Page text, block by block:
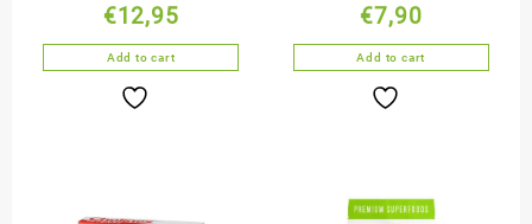
Mieszanka Nasion
€12,95
Add to cart
Protection Whitening
pasta do zębów 75 ml
€7,90
Add to cart